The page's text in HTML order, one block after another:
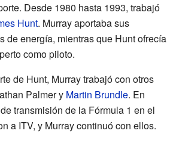
Desde 1980 hasta 1993, trabajó
Hunt. Murray aportaba sus
de energía, mientras que Hunt ofrecía
como piloto.
de Hunt, Murray trabajó con otros
Palmer y Martin Brundle. En
transmisión de la Fórmula 1 en el
a ITV, y Murray continuó con ellos.